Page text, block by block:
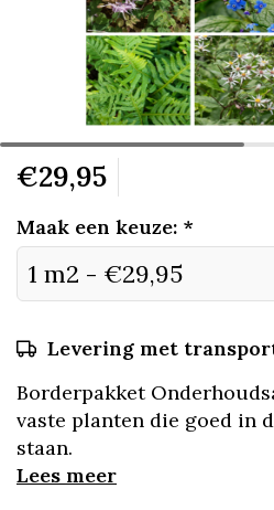
€29,95
Maak een keuze: *
Levering met
Borderpakket
vaste planten die goed in
staan.
Lees meer